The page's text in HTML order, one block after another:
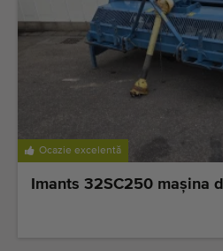
Echipamente de calitate
Personal expert
Livrare în întreaga lume
Ocazie excelentă
Imants 32SC250 maşina